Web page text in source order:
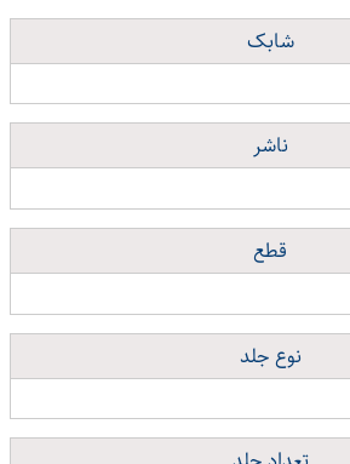
شابک
ناشر
قطع
نوع جلد